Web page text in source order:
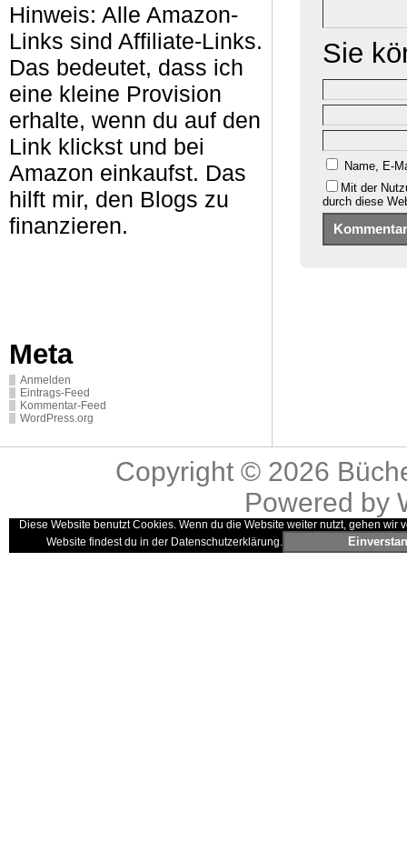
Hinweis: Alle Amazon-
Links sind Affiliate-Links.
Das bedeutet, dass ich
eine kleine Provision
erhalte, wenn du auf den
Link klickst und bei
Amazon einkaufst. Das
hilft mir, den Blogs zu
finanzieren.
Meta
Anmelden
Eintrags-Feed
Kommentar-Feed
WordPress.org
Sie
Name, E-
Mit der
durch diese
Copyright © 2026
Powered by
Diese Website benutzt Cookies. Wenn du die Website weiter nutzt, gehen
Website findest du in der Datenschutzerklärung.